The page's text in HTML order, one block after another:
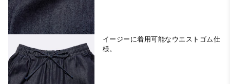
イージーに着用可能なウエストゴム仕
様。